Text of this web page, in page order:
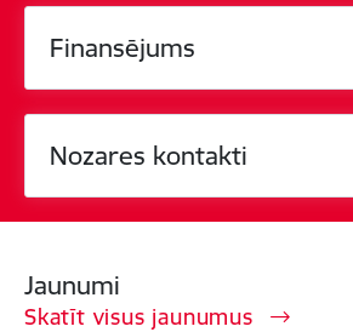
Finansējums
Nozares kontakti
Jaunumi
Skatīt visus jaunumus